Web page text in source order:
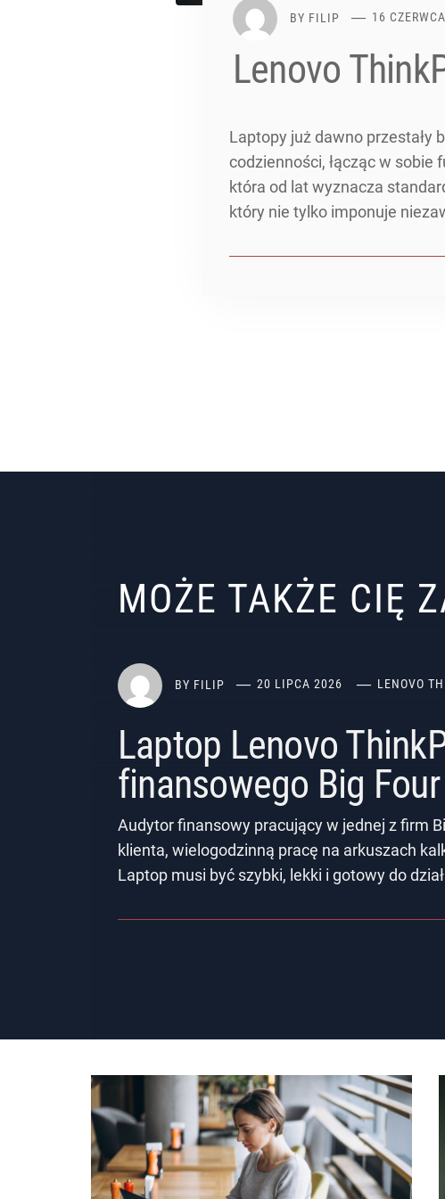
BY FILIP 16
Lenovo
Laptopy już dawno przestały
codzienności, łącząc w sobie
która od lat wyznacza
który nie tylko imponuje
MOŻE TAKŻE CIĘ
BY FILIP 20 LIPCA 2026 LENOVO
Laptop Lenovo
finansowego Big Four
Audytor finansowy pracujący w jednej z firm
klienta, wielogodzinną pracę na arkuszach
Laptop musi być szybki, lekki i gotowy do